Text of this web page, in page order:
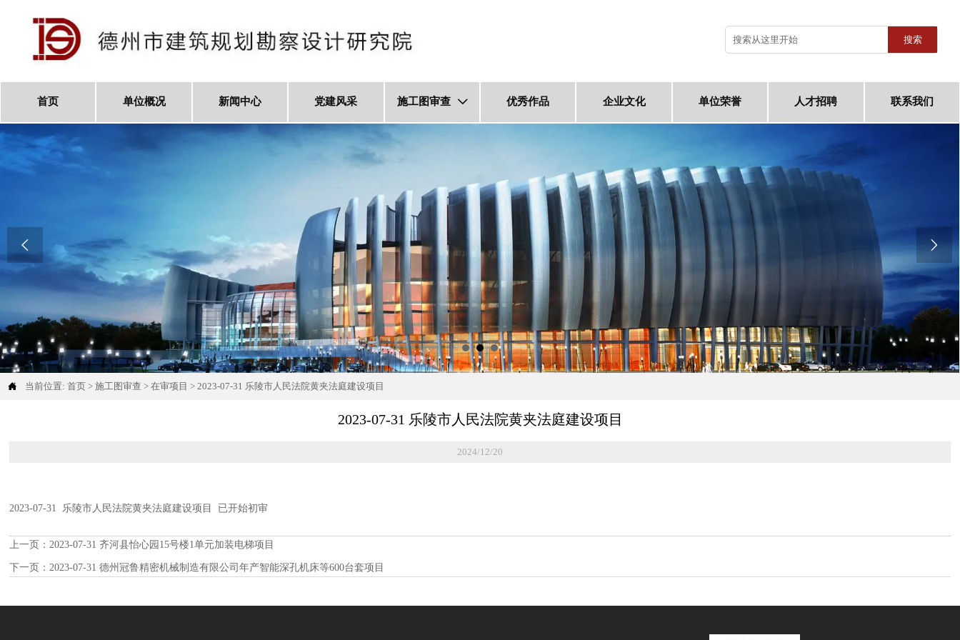
搜索
首页 单位概况 新闻中心 党建风采 施工图审查  优秀作品 企业文化 单位荣誉 人才招聘 联系我们
 
 当前位置: 首页 > 施工图审查 > 在审项目 > 2023-07-31 乐陵市人民法院黄夹法庭建设项目
2023-07-31 乐陵市人民法院黄夹法庭建设项目
2024/12/20
2023-07-31 乐陵市人民法院黄夹法庭建设项目 已开始初审
上一页：2023-07-31 齐河县怡心园15号楼1单元加装电梯项目
下一页： 2023-07-31 德州冠鲁精密机械制造有限公司年产智能深孔机床等600台套项目